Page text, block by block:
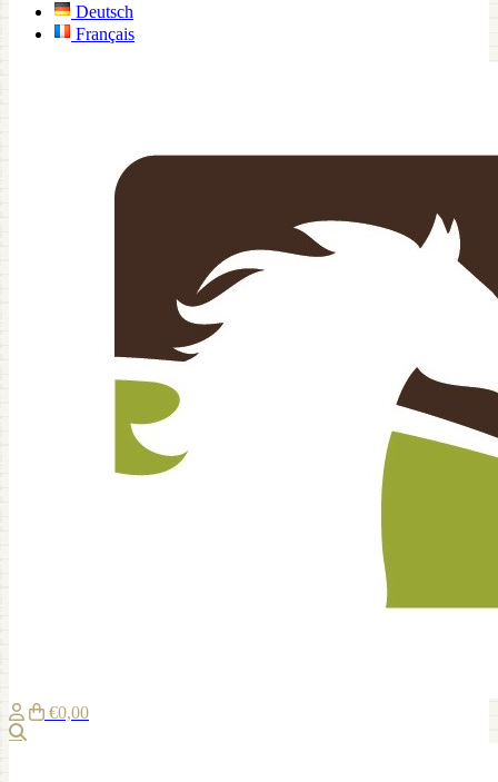
Deutsch
Français
€0,00